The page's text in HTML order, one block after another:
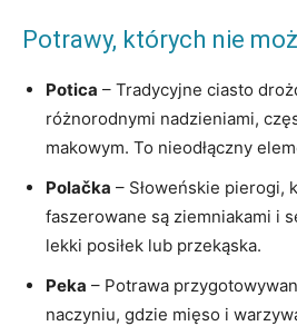
Potrawy, których nie
Potica – Tradycyjne ciasto
różnorodnymi nadzieniami,
makowym. To nieodłączny
Polačka – Słoweńskie pierogi,
faszerowane są ziemniakami i
lekki posiłek lub przekąska.
Peka – Potrawa
naczyniu, gdzie mięso i